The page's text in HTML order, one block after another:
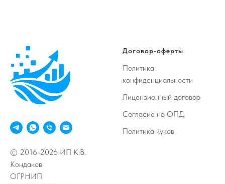
© 2016-2026 ИП К.В.
Кондаков
ОГРНИП
Договор-оферты
Политика
конфиденциальности
Лицензионный договор
Согласие на ОПД
Политика куков